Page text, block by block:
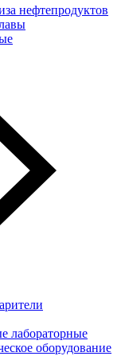
нефтепродуктов
лабораторные
оборудование